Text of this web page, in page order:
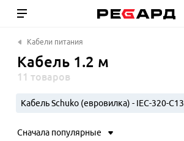
Кабели питания
Кабель 1.2 м
11 товаров
Кабель Schuko (евровилка) - IEC-320-C13
Сначала популярные